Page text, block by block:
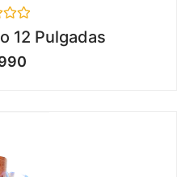
12 Pulgadas